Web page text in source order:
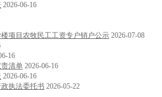
2026-06-16
项目农牧民工工资专户销户公示 2026-07-08
16
清单 2026-06-16
2026-06-16
执法委托书 2026-05-22